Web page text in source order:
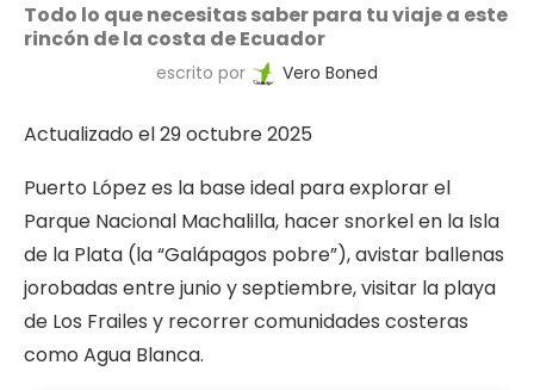
Todo lo que necesitas saber para tu viaje a este
rincón de la costa de Ecuador
escrito por Vero Boned
Actualizado el 29 octubre 2025
Puerto López es la base ideal para explorar el
Parque Nacional Machalilla, hacer snorkel en la Isla
de la Plata (la “Galápagos pobre”), avistar ballenas
jorobadas entre junio y septiembre, visitar la playa
de Los Frailes y recorrer comunidades costeras
como Agua Blanca.